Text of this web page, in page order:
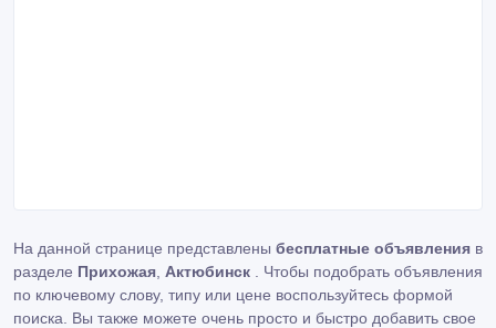
На данной странице представлены бесплатные объявления в
разделе Прихожая Актюбинск . Чтобы подобрать объявления
по ключевому слову, типу или цене воспользуйтесь формой
поиска. Вы также можете очень просто и быстро добавить свое